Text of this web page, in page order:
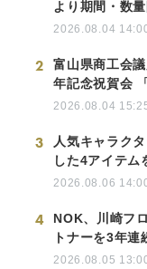
より期間・数
2026.08.04
2
富山県商工会
年記念祝賀会
2026.08.04
3
人気キャラク
した4アイテム
2026.08.06
4
NOK、川崎フ
トナーを3年連
2026.08.05